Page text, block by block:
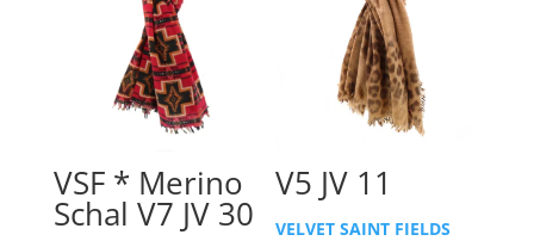
VSF * Merino
Schal V7 JV 30
V5 JV 11
VELVET SAINT FIELDS